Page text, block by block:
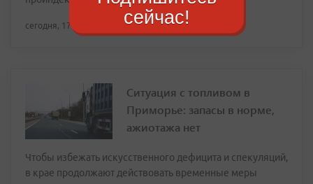
сегодня, 17:28
Ситуация с топливом в
Приморье: запасы в норме,
ажиотажа нет
Чтобы избежать искусственного дефицита и спекуляций,
в крае продолжают действовать временные меры
сейчас!